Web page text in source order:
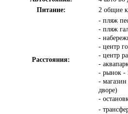
Питание:
2 общие
Расстояния:
- пляж
- пляж
-
- центр
- центр
-
- рынок -
-
дворе)
-
-